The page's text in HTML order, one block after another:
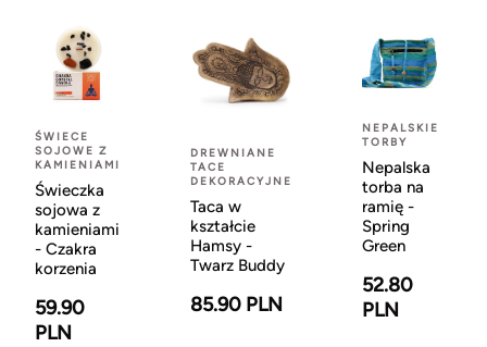
ŚWIECE
SOJOWE Z
KAMIENIAMI
Świeczka
sojowa z
kamieniami
- Czakra
korzenia
59.90
PLN
DREWNIANE
TACE
DEKORACYJNE
Taca w
kształcie
Hamsy -
Twarz Buddy
85.90 PLN
NEPALSKIE
TORBY
Nepalska
torba na
ramię -
Spring
Green
52.80
PLN